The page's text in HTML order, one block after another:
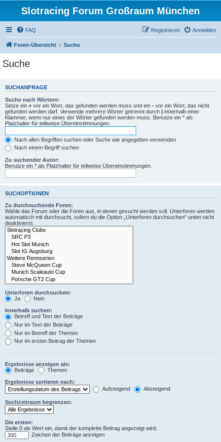
Slotracing Forum Großraum München
FAQ Anmelden
Registrieren
Foren-Übersicht Suche
Suche
SUCHANFRAGE
Suche nach Wörtern:
Setze ein + vor ein Wort, das gefunden werden muss und ein - vor ein Wort, das nicht
gefunden werden darf. Verwende mehrere Wörter getrennt durch | innerhalb einer
Klammer, wenn nur eines der Wörter gefunden werden muss. Benutze ein * als
Platzhalter für teilweise Übereinstimmungen.
Nach allen Begriffen suchen oder Suche wie angegeben verwenden
Nach einem Begriff suchen
Zu suchender Autor:
Benutze ein * als Platzhalter für teilweise Übereinstimmungen.
SUCHOPTIONEN
Zu durchsuchende Foren:
Wähle das Forum oder die Foren aus, in denen gesucht werden soll. Unterforen werden
automatisch mit durchsucht, sofern du die Option „Unterforen durchsuchen“ unten nicht
deaktivierst.
Unterforen durchsuchen:
Ja
Nein
Innerhalb suchen:
Betreff und Text der Beiträge
Nur im Text der Beiträge
Nur im Betreff der Themen
Nur im ersten Beitrag der Themen
Ergebnisse anzeigen als:
Beiträge
Themen
Ergebnisse sortieren nach:
Aufsteigend
Absteigend
Suchzeitraum begrenzen:
Die ersten:
Stelle 0 als Wert ein, damit der komplette Beitrag angezeigt wird.
Zeichen der Beiträge anzeigen